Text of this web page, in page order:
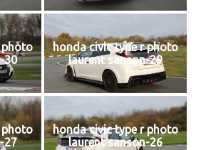
photo
30
honda civic type r photo
laurent sanson-29
photo
27
honda civic type r photo
laurent sanson-26